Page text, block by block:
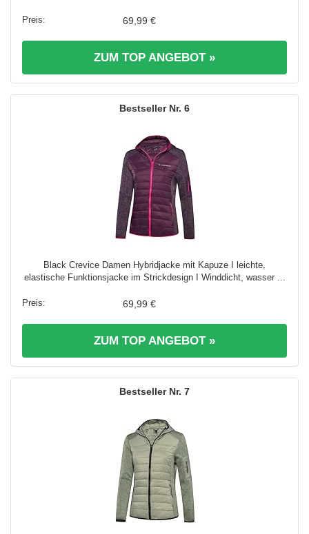
69,99 €
ZUM TOP ANGEBOT »
6
Black Crevice Damen Hybridjacke mit Kapuze I leichte,
elastische Funktionsjacke im Strickdesign I Winddicht, wasser ...
69,99 €
ZUM TOP ANGEBOT »
7